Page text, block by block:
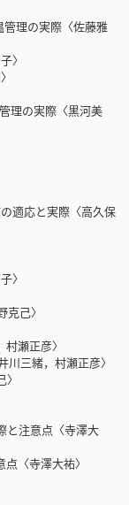
理の実際〈佐藤雅
〉
理の実際〈黒河美
適応と実際〈高久保
〉
己〉
瀬正彦〉
三緒，村瀬正彦〉
注意点〈寺澤大
〈寺澤大祐〉